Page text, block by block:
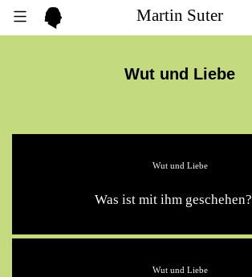
Martin Suter
Wut und Liebe
Wut und Liebe
Was ist mit ihm geschehen?
Wut und Liebe